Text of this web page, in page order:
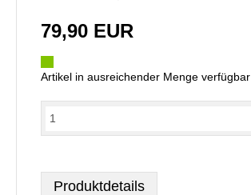
79,90 EUR
Artikel in ausreichender Menge verfügbar
Produktdetails